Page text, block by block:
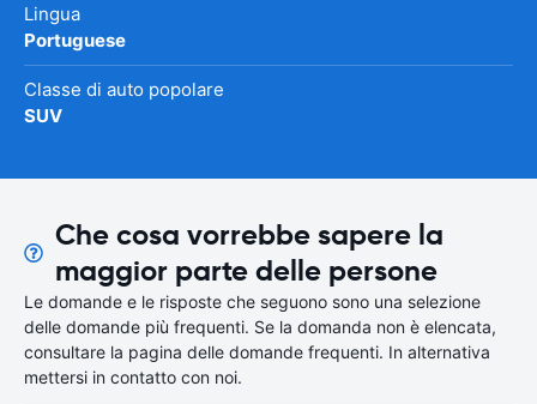
Lingua
Portuguese
Classe di auto popolare
SUV
Che cosa vorrebbe sapere la
maggior parte delle persone
Le domande e le risposte che seguono sono una selezione
delle domande più frequenti. Se la domanda non è elencata,
consultare la pagina delle domande frequenti. In alternativa
mettersi in contatto con noi.